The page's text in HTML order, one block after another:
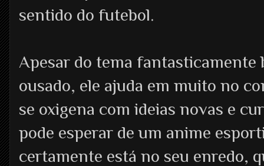
sentido do futebol.
Apesar do tema fantasticamente
ousado, ele ajuda em muito no
se oxigena com ideias novas e
pode esperar de um anime
certamente está no seu enredo,